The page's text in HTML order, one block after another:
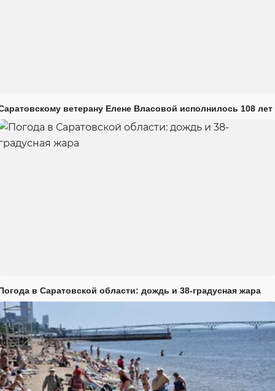
ветерану Елене Власовой исполнилось 108 лет
в Саратовской области: дождь и 38-градусная жара